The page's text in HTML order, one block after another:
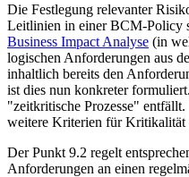
Die Festlegung relevanter
Leitlinien in einer BCM-Policy
Business Impact Analyse (in
logischen Anforderungen aus
inhaltlich bereits den
ist dies nun konkreter
"zeitkritische Prozesse"
weitere Kriterien für Kritikalität
Der Punkt 9.2 regelt
Anforderungen an einen